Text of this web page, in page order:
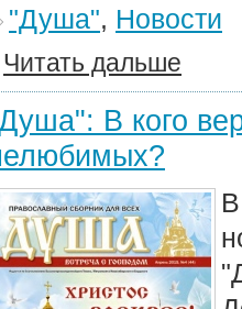
"Душа", Новости
Читать дальше
В кого